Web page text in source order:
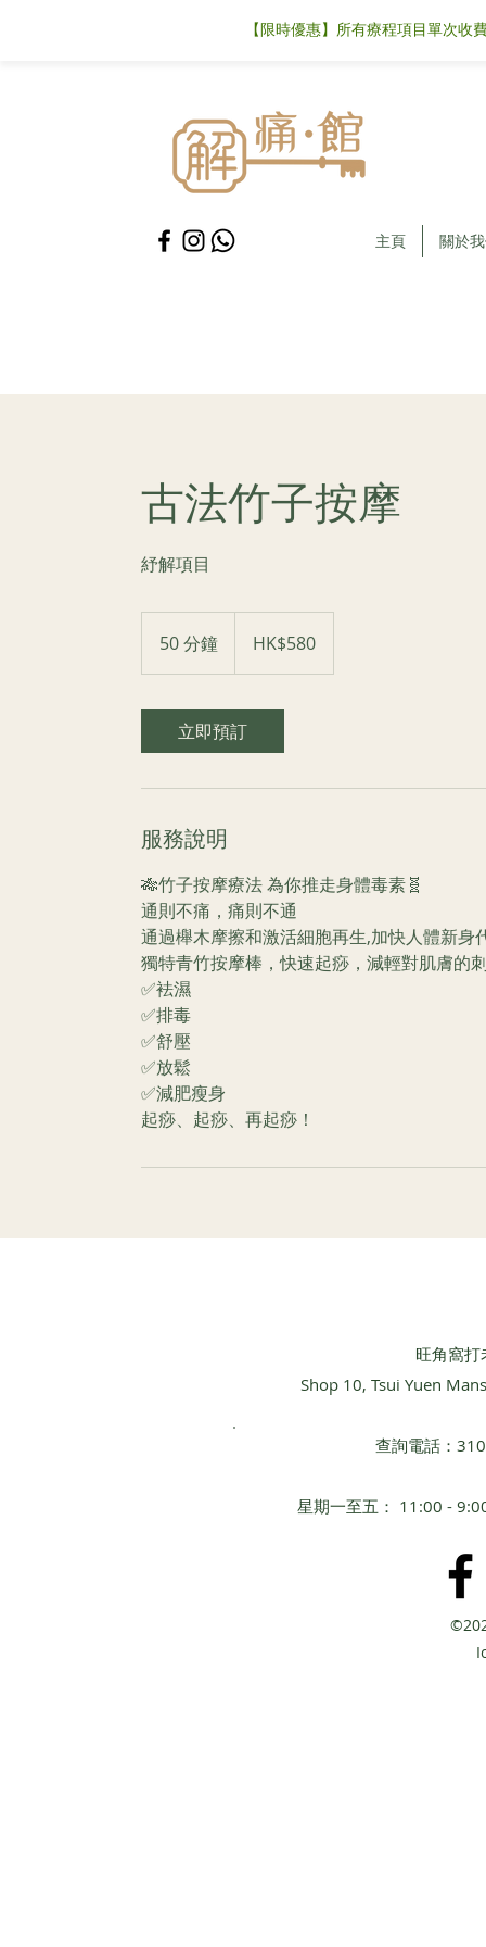
【限時優惠】所有療程項目單次
主頁 關於
古法竹子按摩
紓解項目
50 分鐘
0
鐘
HK$580
立即預訂
服務說明
🎋竹子按摩療法 為你推走身體毒素🧬
通則不痛，痛則不通
通過櫸木摩擦和激活細胞再生,加快人體新
獨特青竹按摩棒，快速起痧，減輕對肌膚的
✅袪濕
✅排毒
✅舒壓
✅放鬆
✅減肥瘦身
起痧、起痧、再起痧！
旺角窩
Shop 10, Tsui Yuen
查詢電話：
星期一至五： 11:00 -